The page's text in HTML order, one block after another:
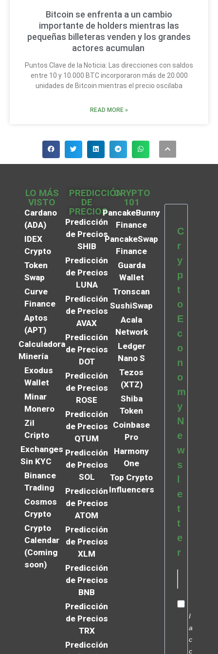
Bitcoin se enfrenta a un cambio
importante de holders mientras las
pequeñas billeteras venden y los grandes
actores acumulan
Puntos Clave de la Noticia: Las direcciones con saldos
entre 10 y 10.000 BTC incorporaron más de 20.000
unidades de Bitcoin mientras el precio oscilaba
READ MORE »
LO MÁS
VISTO
Cardano
(ADA)
IDEX
Crypto
Token
Swap
Curve
Finance
Aptos
(APT)
Calculadora
Minería
Exodus
Wallet
Minar
Monero
Zil
Cripto
Exchanges
Sin KYC
Binance
Trading
Cosmos
Crypto
Crypto
Calendar
(Coming
soon)
PREDICCIÓN
DE
PRECIOS
Predicción
de Precios
SHIB
Predicción
de Precios
LUNA
Predicción
de Precios
AVAX
Predicción
de Precios
DOT
Predicción
de Precios
ROSE
Predicción
de Precios
QTUM
Predicción
de Precios
SOL
Predicción
de Precios
ATOM
Predicción
de Precios
XLM
Predicción
de Precios
BNB
Predicción
de Precios
TRX
Predicción
CRYPTO
101
PancakeBunny
Finance
PancakeSwap
Finance
Guarda
Wallet
Tronscan
SushiSwap
Acala
Network
Ledger
Nano S
Tezos
(XTZ)
Shiba
Token
Coinbase
Pro
Harmony
One
Top Crypto
Influencers
C
r
y
p
t
o
E
c
o
n
o
m
y
N
e
w
s
e
t
t
e
r
I
a
c
c